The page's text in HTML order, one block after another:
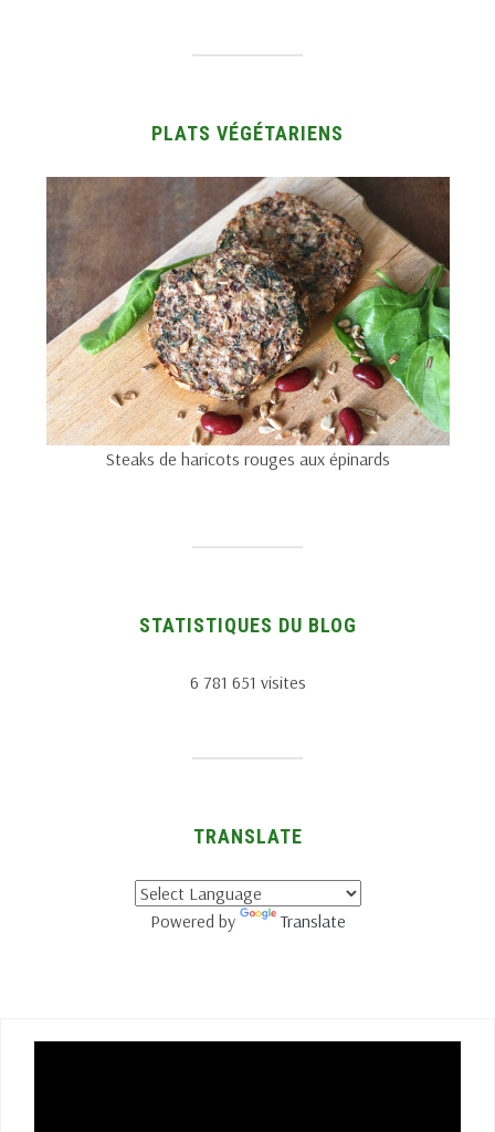
PLATS VÉGÉTARIENS
Steaks de haricots rouges aux épinards
STATISTIQUES DU BLOG
6 781 651 visites
TRANSLATE
Powered by Translate